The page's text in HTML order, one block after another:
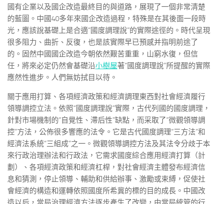
國有企業以及國企改造最終目的與道路，展現了一個非常清楚
的藍圖。中國40多年來國企改造過程，特殊是在其後面一段時
光，應該說基礎上是合適“國度調理說”的實際途徑的。時代呈現
很多阻力、曲折、反復，也是該實際早已預感并指明前途了
的。固然中國國企改造今朝依然艱苦重重，山窮水復，但信
任，將來必定仍然會基礎沿小樹屋著“國度調理說”所提醒的實際
應然性進步。人們無妨拭目以待。
關于應用打算、各項經濟政策和經濟調理東西對社會經濟履行
領導調控立法。依照“國度調理說”實際，古代列國的國度調理，
針對市場機制的“自覺性、滯后性”缺點，而采取了“微觀領導調
控”方法，公佈很多響應的法令。它是古代國度調理“三方法”和
經濟法系統“三組成”之一。微觀領導調控方法及其法令分歧于本
來行政治理辦法和行政法，它需求國度綜合應用經濟打算（計
劃）、各項經濟政策和經濟杠桿，對社會經濟主體發布經濟信
息和猜測，停止領導、輔助和供給辦事、激勵或束縛，促使社
會經濟的構造和運轉依照國度所希冀的標的目的成長。中國改